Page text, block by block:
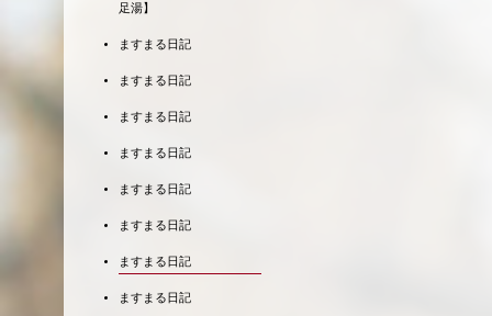
足湯】
ますまる日記
ますまる日記
ますまる日記
ますまる日記
ますまる日記
ますまる日記
ますまる日記
ますまる日記